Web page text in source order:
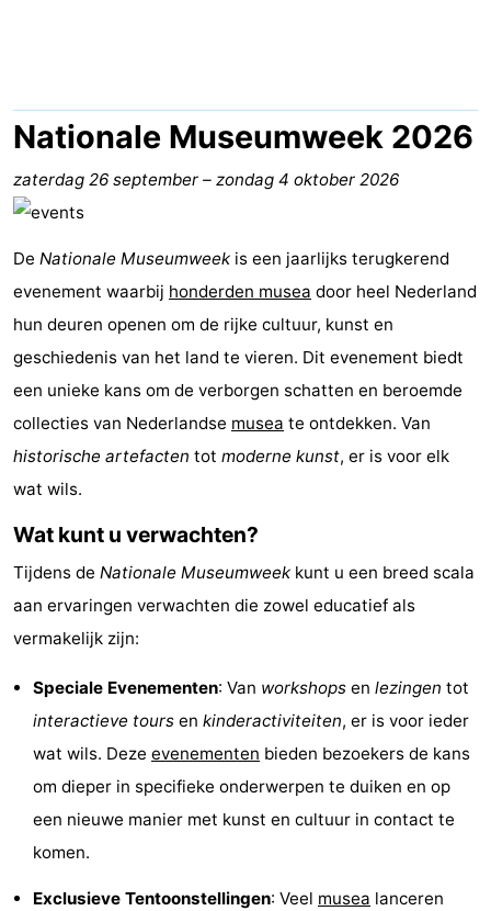
-
Buitenheem
-
De
Ginsterveld
-
Julianahoeve
-
Livingstone
-
Zélande
Resort
Haamstede
-
Résidence
Hof
Haamstede
-
Schouwse
Valleien
Soeten
Haert
Wijde
Blick
Zeeland
Nationale Museumweek 2026
zaterdag 26 september – zondag 4 oktober 2026
De Nationale Museumweek is een jaarlijks terugkerend
evenement waarbij honderden musea door heel Nederland
hun deuren openen om de rijke cultuur, kunst en
geschiedenis van het land te vieren. Dit evenement biedt
een unieke kans om de verborgen schatten en beroemde
collecties van Nederlandse musea te ontdekken. Van
historische artefacten tot moderne kunst, er is voor elk
wat wils.
Wat kunt u verwachten?
Tijdens de Nationale Museumweek kunt u een breed scala
aan ervaringen verwachten die zowel educatief als
vermakelijk zijn:
Speciale Evenementen: Van workshops en lezingen tot
interactieve tours en kinderactiviteiten, er is voor ieder
wat wils. Deze evenementen bieden bezoekers de kans
om dieper in specifieke onderwerpen te duiken en op
een nieuwe manier met kunst en cultuur in contact te
komen.
Exclusieve Tentoonstellingen: Veel musea lanceren